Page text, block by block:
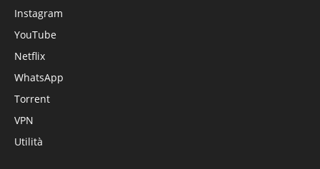
Instagram
YouTube
Netflix
WhatsApp
Torrent
VPN
Utilità